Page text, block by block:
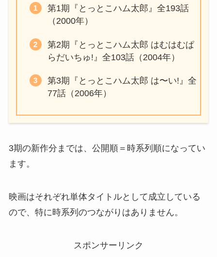
第1期『とっとこハム太郎』全193話
（2000年）
第2期『とっとこハム太郎 はむはむぱ
らだいちゅ!』全103話（2004年）
第3期『とっとこハム太郎 は〜い!』全
77話（2006年）
3期の新作分までは、公開順＝時系列順になってい
ます。
映画はそれぞれ単体タイトルとして成立している
ので、特に時系列のつながりはありません。
スポンサーリンク